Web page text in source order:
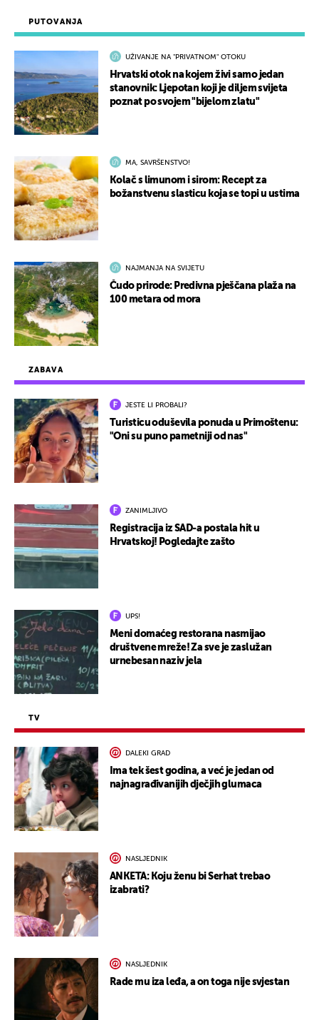
ZABAVA
JESTE LI PROBALI?
Turisticu oduševila ponuda u Primoštenu:
"Oni su puno pametniji od nas"
ZANIMLJIVO
Registracija iz SAD-a postala hit u
Hrvatskoj! Pogledajte zašto
UPS!
Meni domaćeg restorana nasmijao
društvene mreže! Za sve je zaslužan
urnebesan naziv jela
TV
DALEKI GRAD
Ima tek šest godina, a već je jedan od
najnagrađivanijih dječjih glumaca
NASLJEDNIK
ANKETA: Koju ženu bi Serhat trebao
izabrati?
NASLJEDNIK
Rade mu iza leđa, a on toga nije svjestan
PUTOVANJA
UŽIVANJE NA "PRIVATNOM" OTOKU
Hrvatski otok na kojem živi samo jedan
stanovnik: Ljepotan koji je diljem svijeta
poznat po svojem "bijelom zlatu"
MA, SAVRŠENSTVO!
Kolač s limunom i sirom: Recept za
božanstvenu slasticu koja se topi u ustima
NAJMANJA NA SVIJETU
Čudo prirode: Predivna pješčana plaža na
100 metara od mora